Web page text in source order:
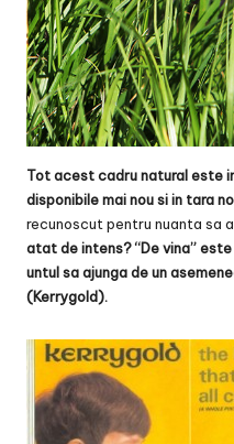
Tot acest cadru natural este
disponibile mai nou si in tara
recunoscut pentru nuanta sa
atat de intens? “De vina”
untul sa ajunga de un
(Kerrygold).